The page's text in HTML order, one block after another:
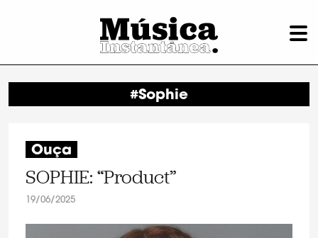
#Sophie
Ouça
SOPHIE: “Product”
19/06/2025